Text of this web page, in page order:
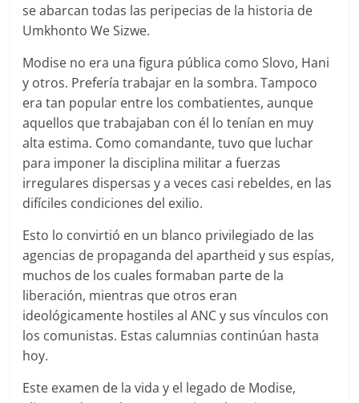
se abarcan todas las peripecias de la historia de
Umkhonto We Sizwe.
Modise no era una figura pública como Slovo, Hani
y otros. Prefería trabajar en la sombra. Tampoco
era tan popular entre los combatientes, aunque
aquellos que trabajaban con él lo tenían en muy
alta estima. Como comandante, tuvo que luchar
para imponer la disciplina militar a fuerzas
irregulares dispersas y a veces casi rebeldes, en las
difíciles condiciones del exilio.
Esto lo convirtió en un blanco privilegiado de las
agencias de propaganda del apartheid y sus espías,
muchos de los cuales formaban parte de la
liberación, mientras que otros eran
ideológicamente hostiles al ANC y sus vínculos con
los comunistas. Estas calumnias continúan hasta
hoy.
Este examen de la vida y el legado de Modise,